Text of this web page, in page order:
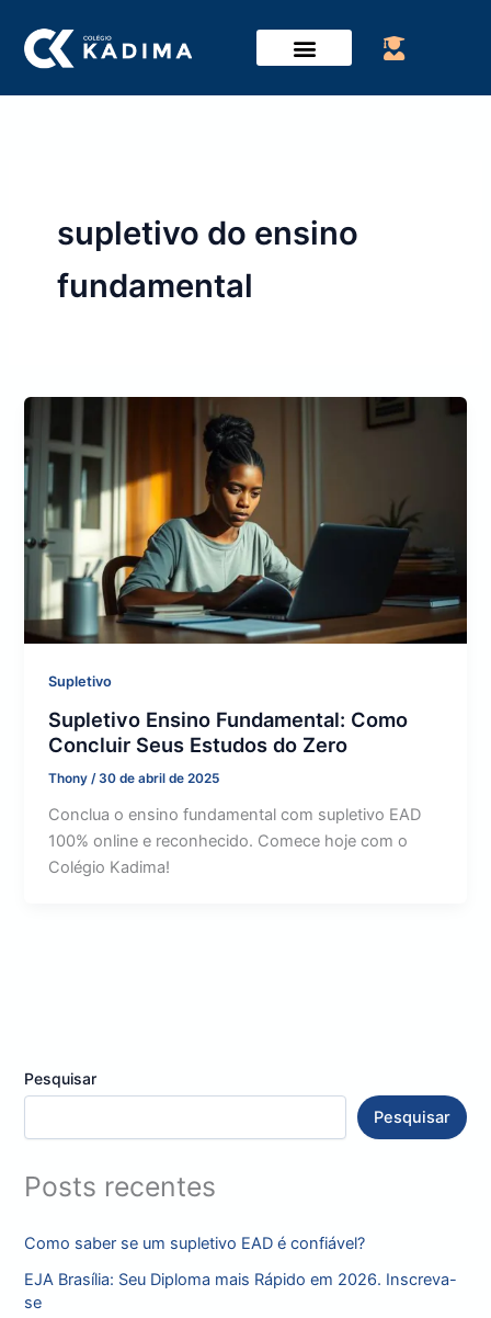
para
conteúdo
supletivo do ensino
fundamental
Supletivo
Supletivo Ensino Fundamental: Como
Concluir Seus Estudos do Zero
Thony / 30 de abril de 2025
Conclua o ensino fundamental com supletivo EAD
100% online e reconhecido. Comece hoje com o
Colégio Kadima!
Pesquisar
Pesquisar
Posts recentes
Como saber se um supletivo EAD é confiável?
EJA Brasília: Seu Diploma mais Rápido em 2026. Inscreva-
se